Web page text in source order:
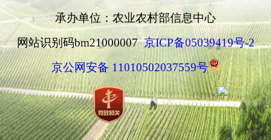
承办单位：农业农村部信息中心
网站识别码bm21000007京ICP备05039419号-2
京公网安备 11010502037559号